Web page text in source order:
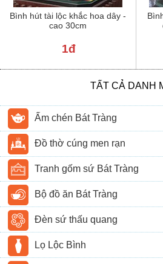
Bình hút tài lộc khắc hoa dây -
cao 30cm
1đ
TẤT CẢ DANH
Ấm chén Bát Tràng
Đồ thờ cúng men rạn
Tranh gốm sứ Bát Tràng
Bộ đồ ăn Bát Tràng
Đèn sứ thấu quang
Lọ Lộc Bình